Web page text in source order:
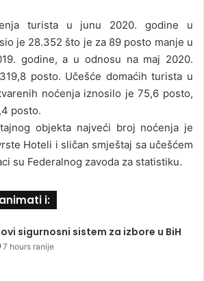
turista u junu 2020. godine u
je 28.352 što je za 89 posto manje u
godine, a u odnosu na maj 2020.
posto. Učešće domaćih turista u
noćenja iznosilo je 75,6 posto,
posto.
objekta najveći broj noćenja je
Hoteli i sličan smještaj sa učešćem
su Federalnog zavoda za statistiku.
i:
sigurnosni sistem za izbore u BiH
7 hours ranije